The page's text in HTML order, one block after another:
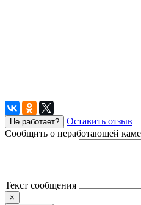
Не работает?
Оставить отзыв
Сообщить о неработающей
Текст сообщения
×